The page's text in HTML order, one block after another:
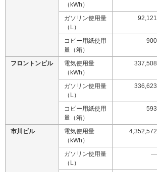
（kWh）
ガソリン使用量
（L）
92,121
コピー用紙使用
量（箱）
900
フロントンビル
電気使用量
（kWh）
337,508
ガソリン使用量
（L）
336,623
コピー用紙使用
量（箱）
593
市川ビル
電気使用量
（kWh）
4,352,572
ガソリン使用量
（L）
―